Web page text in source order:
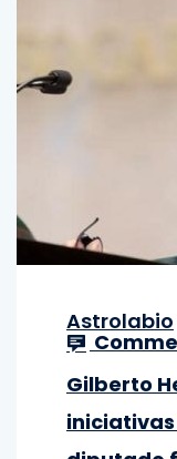
Astrolabio
Gilberto
iniciativas